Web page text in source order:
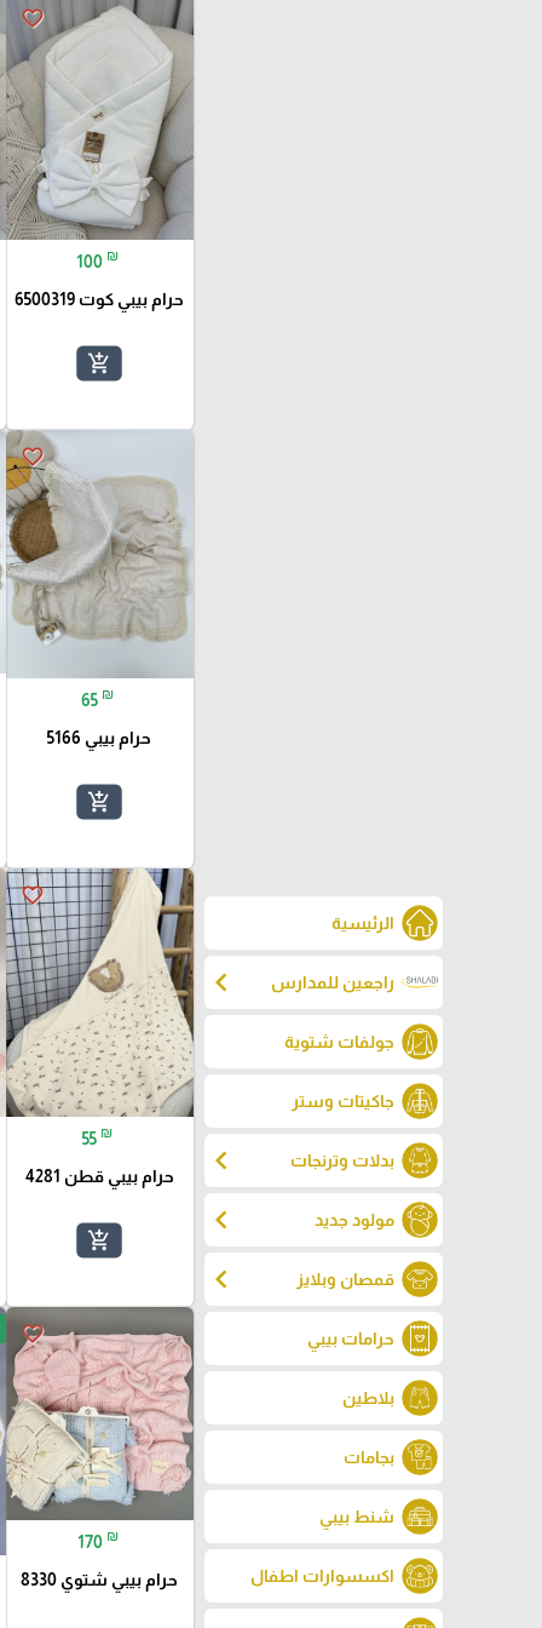
الرئيسية
راجعين للمدارس chevron_left
جولفات شتوية
جاكيتات وستر
بدلات وترنجات chevron_left
مولود جديد chevron_left
قمصان وبلايز chevron_left
حرامات بيبي
بلاطين
بجامات
شنط بيبي
اكسسوارات اطفال
favorite_border
100 ₪
حرام بيبي كوت 6500319
add_shopping_cart
favorite_border
65 ₪
حرام بيبي 5166
add_shopping_cart
favorite_border
55 ₪
حرام بيبي قطن 4281
add_shopping_cart
favorite_border
170 ₪
حرام بيبي شتوي 8330